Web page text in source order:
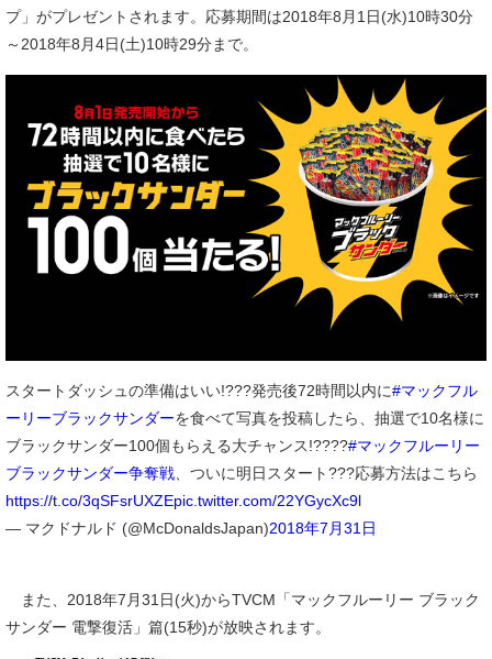
プ」がプレゼントされます。応募期間は2018年8月1日(水)10時30分
～2018年8月4日(土)10時29分まで。
スタートダッシュの準備はいい!???発売後72時間以内に#マックフル
ーリーブラックサンダーを食べて写真を投稿したら、抽選で10名様に
ブラックサンダー100個もらえる大チャンス!????#マックフルーリー
ブラックサンダー争奪戦 、ついに明日スタート???応募方法はこちら
https://t.co/3qSFsrUXZEpic.twitter.com/22YGycXc9l
— マクドナルド (@McDonaldsJapan)2018年7月31日
また、2018年7月31日(火)からTVCM「マックフルーリー ブラック
サンダー 電撃復活」篇(15秒)が放映されます。